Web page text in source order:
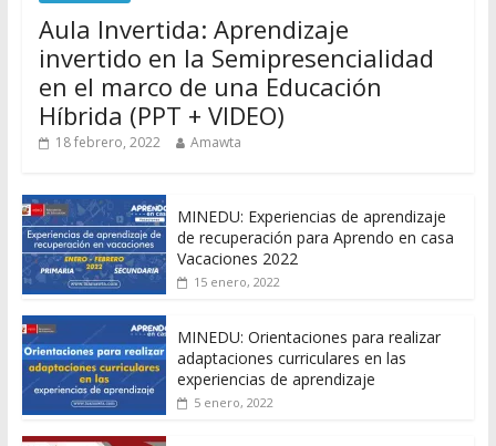
Aula Invertida: Aprendizaje
invertido en la Semipresencialidad
en el marco de una Educación
Híbrida (PPT + VIDEO)
18 febrero, 2022 Amawta
MINEDU: Experiencias de aprendizaje
de recuperación para Aprendo en casa
Vacaciones 2022
15 enero, 2022
MINEDU: Orientaciones para realizar
adaptaciones curriculares en las
experiencias de aprendizaje
5 enero, 2022